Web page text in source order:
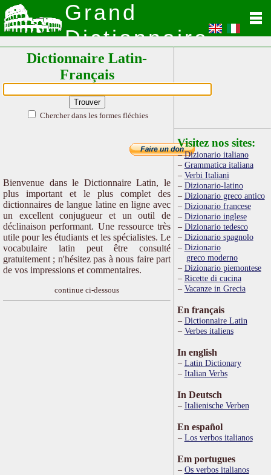
Grand
Dictionnaire
Latin
Dictionnaire Latin-
Français
Chercher dans les formes fléchies
Bienvenue dans le Dictionnaire Latin, le
plus important et le plus complet des
dictionnaires de langue latine en ligne avec
un excellent conjugueur et un outil de
déclinaison performant. Une ressource très
utile pour les étudiants et les spécialistes. Le
vocabulaire latin peut être consulté
gratuitement ; n'hésitez pas à nous faire part
de vos impressions et commentaires.
continue ci-dessous
Visitez nos sites:
Dizionario italiano
Grammatica italiana
Verbi Italiani
Dizionario-latino
Dizionario greco antico
Dizionario francese
Dizionario inglese
Dizionario tedesco
Dizionario spagnolo
Dizionario
greco moderno
Dizionario piemontese
Ricette di cucina
Vacanze in Grecia
En français
Dictionnaire Latin
Verbes italiens
In english
Latin Dictionary
Italian Verbs
In Deutsch
Italienische Verben
En español
Los verbos italianos
Em portugues
Os verbos italianos